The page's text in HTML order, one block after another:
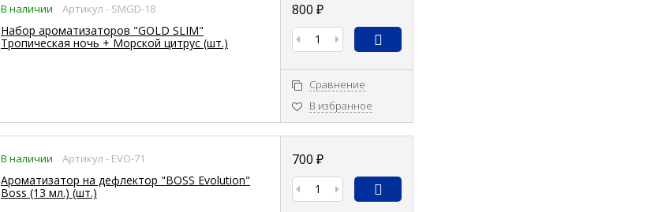
В наличии Артикул - SMGD-18
Набор ароматизаторов "GOLD SLIM"
Тропическая ночь + Морской цитрус (шт.)
800 ₽
Сравнение
В избранное
В наличии Артикул - EVO-71
Ароматизатор на дефлектор "BOSS Evolution"
Boss (13 мл.) (шт.)
700 ₽